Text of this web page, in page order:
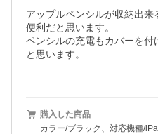
アップルペンシルが収納出
便利だと思います。
ペンシルの充電もカバーを
と思います。
購入した商品
カラー/ブラック、対応機種/